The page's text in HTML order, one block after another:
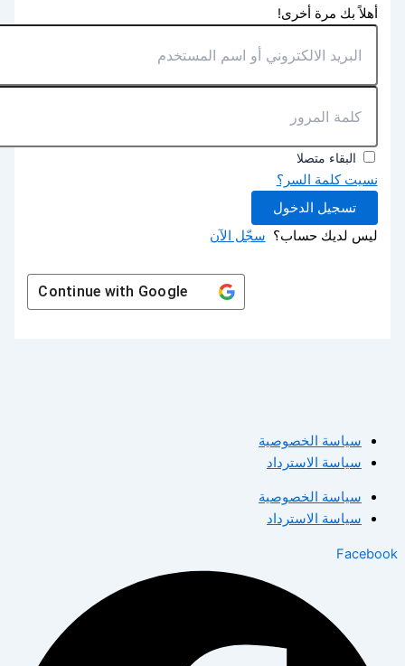
أهلاً بك مرة أخرى!
البقاء متصلا
نسيت كلمة السر؟
تسجيل الدخول
ليس لديك حساب؟ سجّل الآن
Continue withGoogle
سياسة الخصوصية
سياسة الاسترداد
سياسة الخصوصية
سياسة الاسترداد
Facebook